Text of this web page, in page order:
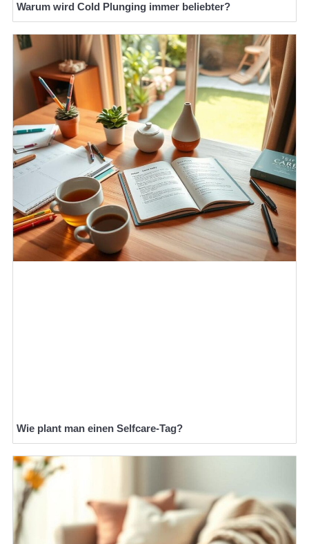
Warum wird Cold Plunging immer beliebter?
Wie plant man einen Selfcare-Tag?